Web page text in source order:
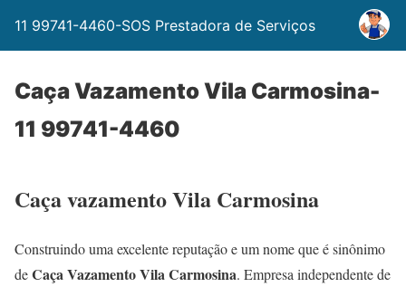
11 99741-4460-SOS Prestadora de Serviços
Caça Vazamento Vila Carmosina-
11 99741-4460
Caça vazamento Vila Carmosina
Construindo uma excelente reputação e um nome que é sinônimo
deCaça Vazamento Vila Carmosina. Empresa independente de